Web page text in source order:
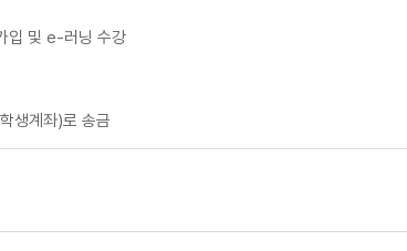
및 e-러닝 수강
생계좌)로 송금